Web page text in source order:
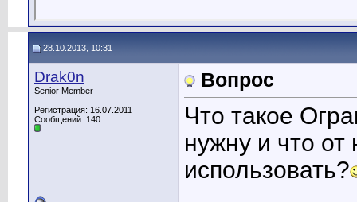
28.10.2013, 10:31
Drak0n
Senior Member
Регистрация: 16.07.2011
Сообщений: 140
Вопрос
Что такое
нужну и что от
использовать?